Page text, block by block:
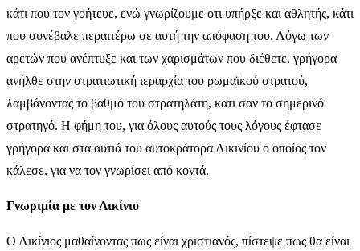
κάτι που τον γοήτευε, ενώ γνωρίζουμε οτι υπήρξε και αθλητής, κάτι
που συνέβαλε περαιτέρω σε αυτή την απόφαση του. Λόγω των
αρετών που ανέπτυξε και των χαρισμάτων που διέθετε, γρήγορα
ανήλθε στην στρατιωτική ιεραρχία του ρωμαϊκού στρατού,
λαμβάνοντας το βαθμό του στρατηλάτη, κατι σαν το σημερινό
στρατηγό. Η φήμη του, για όλους αυτούς τους λόγους έφτασε
γρήγορα και στα αυτιά του αυτοκράτορα Λικινίου ο οποίος τον
κάλεσε, για να τον γνωρίσει από κοντά.
Γνωριμία με τον Λικίνιο
Ο Λικίνιος μαθαίνοντας πως είναι χριστιανός, πίστεψε πως θα είναι